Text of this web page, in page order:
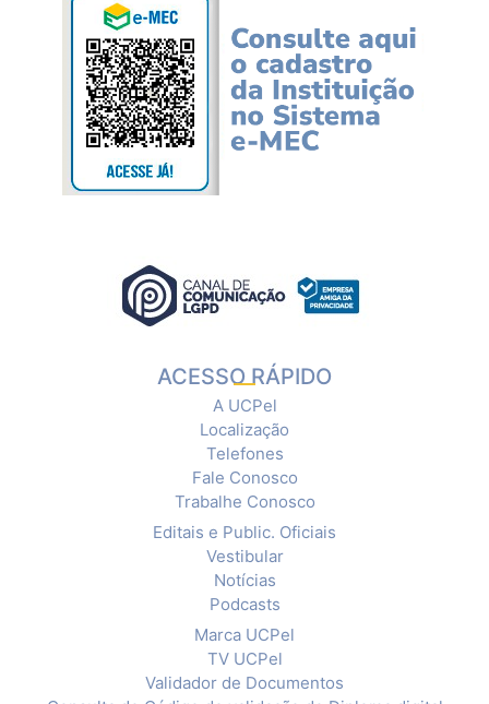
ACESSO RÁPIDO
A UCPel
Localização
Telefones
Fale Conosco
Trabalhe Conosco
Editais e Public. Oficiais
Vestibular
Notícias
Podcasts
Marca UCPel
TV UCPel
Validador de Documentos